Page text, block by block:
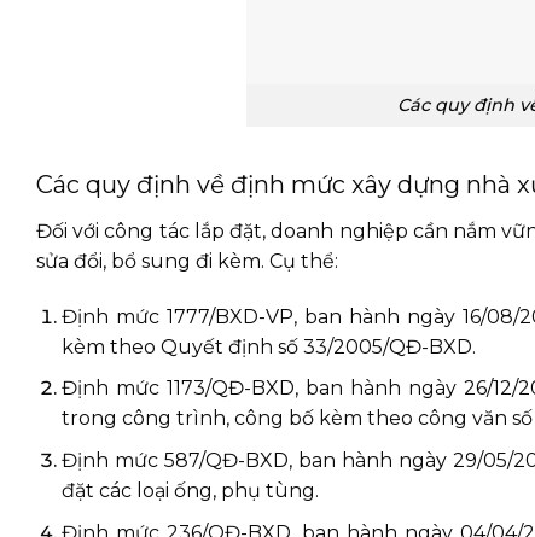
Các quy định
Các quy định về định mức xây dựng nhà
Đối với công tác lắp đặt, doanh nghiệp cần nắm
sửa đổi, bổ sung đi kèm. Cụ thể:
Định mức 1777/BXD-VP, ban hành ngày 16/
kèm theo Quyết định số 33/2005/QĐ-BXD.
Định mức 1173/QĐ-BXD, ban hành ngày 26/
trong công trình, công bố kèm theo công văn số
Định mức 587/QĐ-BXD, ban hành ngày 29/05/
đặt các loại ống, phụ tùng.
Định mức 236/QĐ-BXD, ban hành ngày 04/